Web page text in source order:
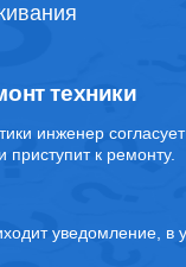
техники
инженер
приступит к ремонту.
уведомление, в